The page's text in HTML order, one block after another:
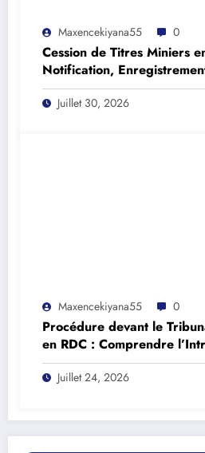
Maxencekiyana55 0
Cession de Titres Miniers
Notification,
(Article 380 du Règlement
Juillet 30, 2026
Maxencekiyana55 0
Procédure devant le
en RDC : Comprendre
Continuation et les Délais
016/2002)
Juillet 24, 2026